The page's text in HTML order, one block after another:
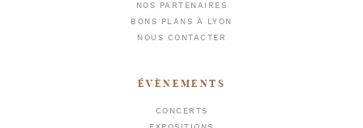
NOS PARTENAIRES
BONS PLANS À LYON
NOUS CONTACTER
ÉVÈNEMENTS
CONCERTS